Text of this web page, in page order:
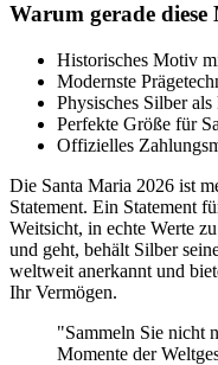
Warum gerade
Historisches Motiv
Modernste
Physisches Silber
Perfekte Größe für
Offizielles
Die Santa Maria 2026 ist
Statement. Ein Statement
Weitsicht, in echte Werte
und geht, behält Silber
weltweit anerkannt und
Ihr Vermögen.
"Sammeln Sie nicht
Momente der